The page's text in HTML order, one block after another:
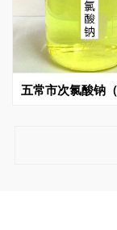
五常市次氯酸钠（